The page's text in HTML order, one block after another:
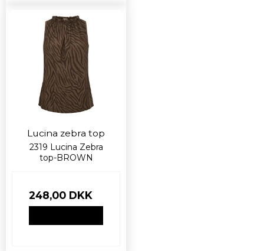
Lucina zebra top
2319 Lucina Zebra
top-BROWN
248,00 DKK